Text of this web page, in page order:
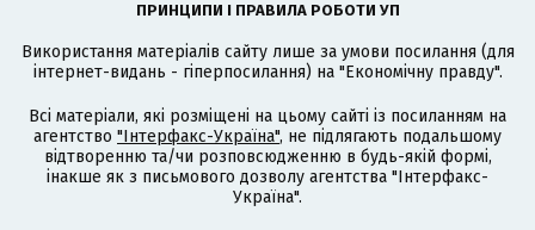
ПРИНЦИПИ І ПРАВИЛА РОБОТИ УП
Використання матеріалів сайту лише за умови посилання (для
інтернет-видань - гіперпосилання) на "Економічну правду".
Всі матеріали, які розміщені на цьому сайті із посиланням на
агентство "Інтерфакс-Україна", не підлягають подальшому
відтворенню та/чи розповсюдженню в будь-якій формі,
інакше як з письмового дозволу агентства "Інтерфакс-
Україна".